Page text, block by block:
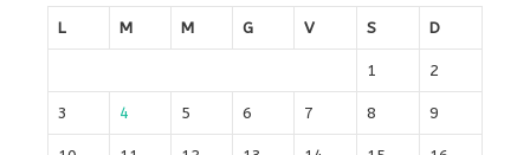
L
M M G V S D
1 2
3 4 5 6 7 8 9